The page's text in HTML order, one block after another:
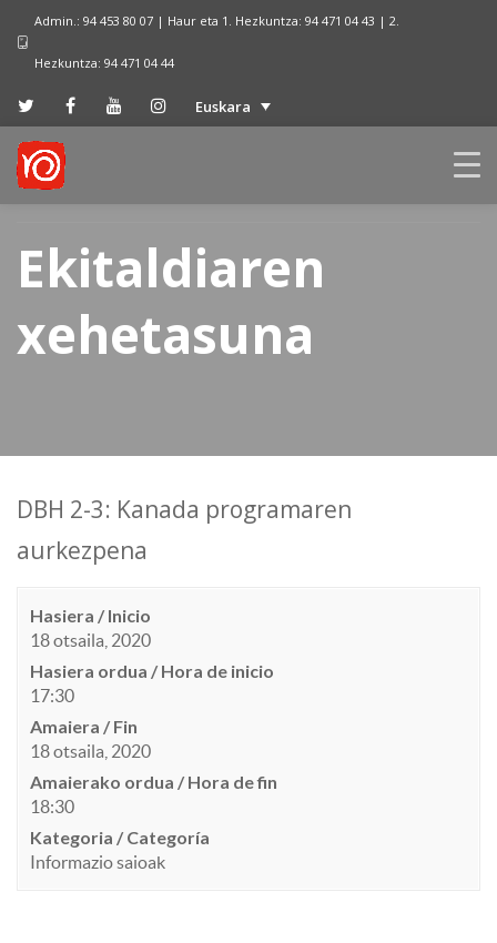
Admin.: 94 453 80 07 | Haur eta 1. Hezkuntza: 94 471 04 43 | 2.
Hezkuntza: 94 471 04 44
Euskara
Ekitaldiaren
xehetasuna
DBH 2-3: Kanada programaren
aurkezpena
Hasiera / Inicio
18 otsaila, 2020
Hasiera ordua / Hora de inicio
17:30
Amaiera / Fin
18 otsaila, 2020
Amaierako ordua / Hora de fin
18:30
Kategoria / Categoría
Informazio saioak